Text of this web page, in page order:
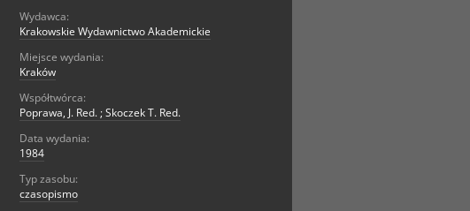
Wydawca:
Krakowskie Wydawnictwo Akademickie
Miejsce wydania:
Kraków
Współtwórca:
Poprawa, J. Red. ; Skoczek T. Red.
Data wydania:
1984
Typ zasobu:
czasopismo